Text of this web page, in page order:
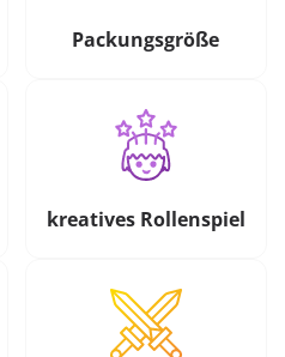
Packungsgröße
kreatives Rollenspiel